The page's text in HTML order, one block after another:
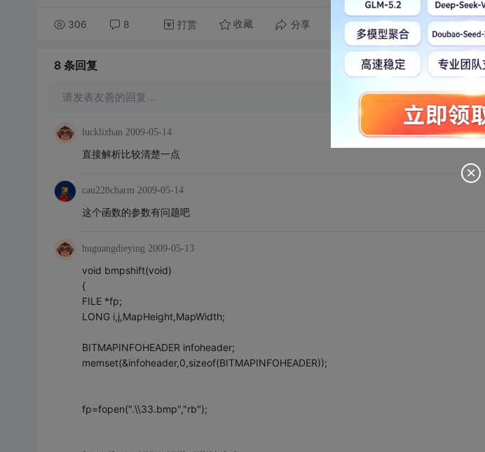
306 8 打赏 收藏 分享 转发到动态 举报
8 条回复
请发表友善的回复…
lucklizhan 2009-05-14
直接解析比较清楚一点
cau228charm 2009-05-14
这个函数的参数有问题吧
huguangdieying 2009-05-13
void bmpshift(void)
{
FILE *fp;
LONG i,j,MapHeight,MapWidth;
BITMAPINFOHEADER infoheader;
memset(&infoheader,0,sizeof(BITMAPINFOHEADER));
fp=fopen(".\\33.bmp","rb");